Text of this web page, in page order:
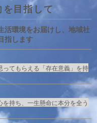
目指して
活環境をお届けし、地域社
指します
てもらえる「存在意義」を持
持ち、一生懸命に本分を全う